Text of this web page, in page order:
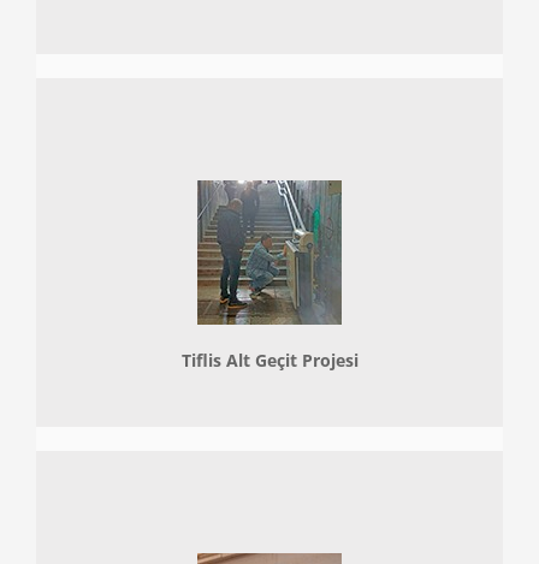
Tiflis Alt Geçit Projesi